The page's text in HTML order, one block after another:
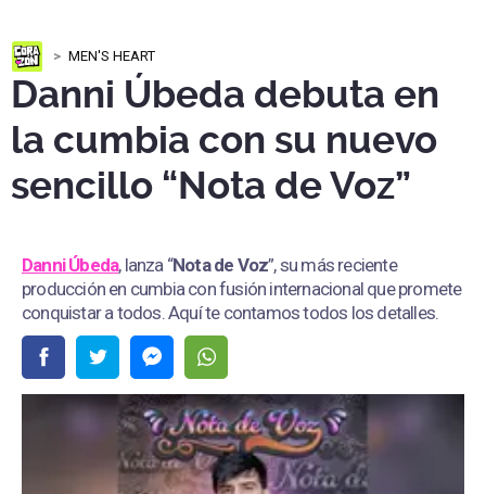
MEN'S HEART
Danni Úbeda debuta en
la cumbia con su nuevo
sencillo “Nota de Voz”
Danni Úbeda, lanza “Nota de Voz”, su más reciente
producción en cumbia con fusión internacional que promete
conquistar a todos. Aquí te contamos todos los detalles.